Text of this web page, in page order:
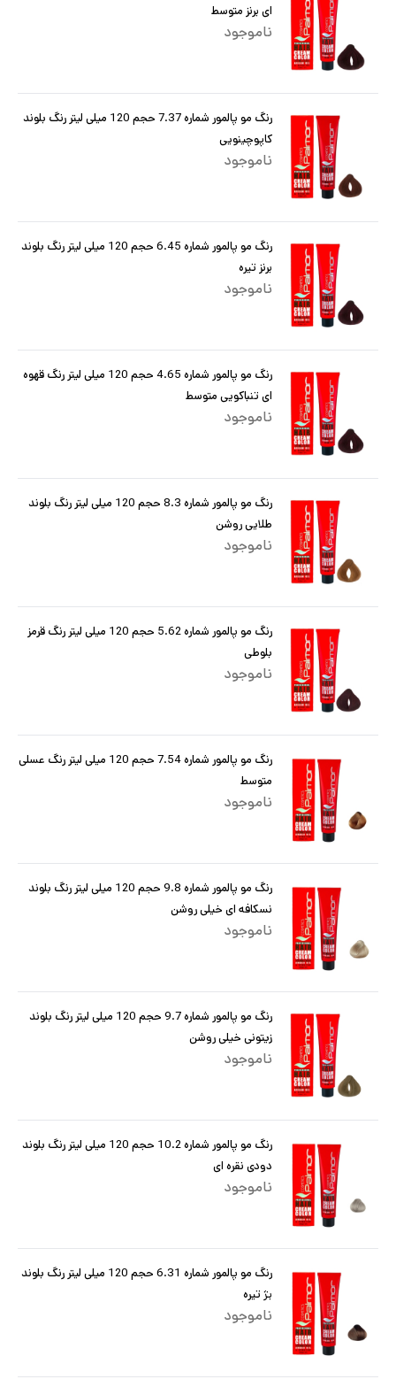
ای برنز متوسط
ناموجود
رنگ مو پالمور شماره 7.37 حجم 120 میلی لیتر رنگ بلوند
کاپوچینویی
ناموجود
رنگ مو پالمور شماره 6.45 حجم 120 میلی لیتر رنگ بلوند
برنز تیره
ناموجود
رنگ مو پالمور شماره 4.65 حجم 120 میلی لیتر رنگ قهوه
ای تنباکویی متوسط
ناموجود
رنگ مو پالمور شماره 8.3 حجم 120 میلی لیتر رنگ بلوند
طلایی روشن
ناموجود
رنگ مو پالمور شماره 5.62 حجم 120 میلی لیتر رنگ قرمز
بلوطی
ناموجود
رنگ مو پالمور شماره 7.54 حجم 120 میلی لیتر رنگ عسلی
متوسط
ناموجود
رنگ مو پالمور شماره 9.8 حجم 120 میلی لیتر رنگ بلوند
نسکافه ای خیلی روشن
ناموجود
رنگ مو پالمور شماره 9.7 حجم 120 میلی لیتر رنگ بلوند
زیتونی خیلی روشن
ناموجود
رنگ مو پالمور شماره 10.2 حجم 120 میلی لیتر رنگ بلوند
دودی نقره ای
ناموجود
رنگ مو پالمور شماره 6.31 حجم 120 میلی لیتر رنگ بلوند
بژ تیره
ناموجود